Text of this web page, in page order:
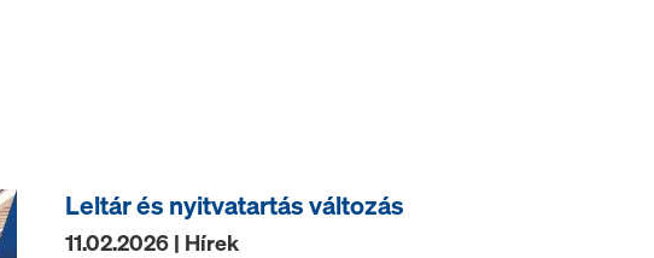
Leltár és nyitvatartás változás
11.02.2026 | Hírek